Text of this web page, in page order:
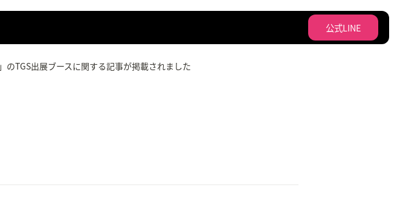
公式LINE
TGS出展ブースに関する記事が掲載されました